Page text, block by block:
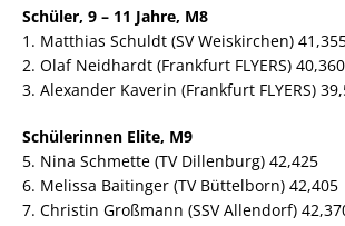
Schüler, 9 – 11 Jahre, M8
1. Matthias Schuldt (SV Weiskirchen)
2. Olaf Neidhardt (Frankfurt FLYERS) 40,360
3. Alexander Kaverin (Frankfurt FLYERS)
Schülerinnen Elite, M9
5. Nina Schmette (TV Dillenburg) 42,425
6. Melissa Baitinger (TV Büttelborn) 42,405
7. Christin Großmann (SSV Allendorf)